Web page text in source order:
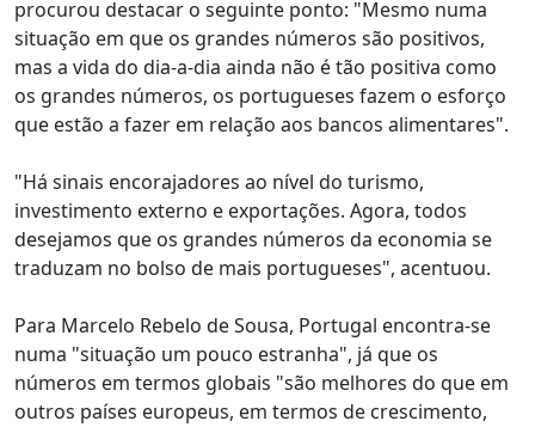
procurou destacar o seguinte ponto: "Mesmo numa
situação em que os grandes números são positivos,
mas a vida do dia-a-dia ainda não é tão positiva como
os grandes números, os portugueses fazem o esforço
que estão a fazer em relação aos bancos alimentares".
"Há sinais encorajadores ao nível do turismo,
investimento externo e exportações. Agora, todos
desejamos que os grandes números da economia se
traduzam no bolso de mais portugueses", acentuou.
Para Marcelo Rebelo de Sousa, Portugal encontra-se
numa "situação um pouco estranha", já que os
números em termos globais "são melhores do que em
outros países europeus, em termos de crescimento,